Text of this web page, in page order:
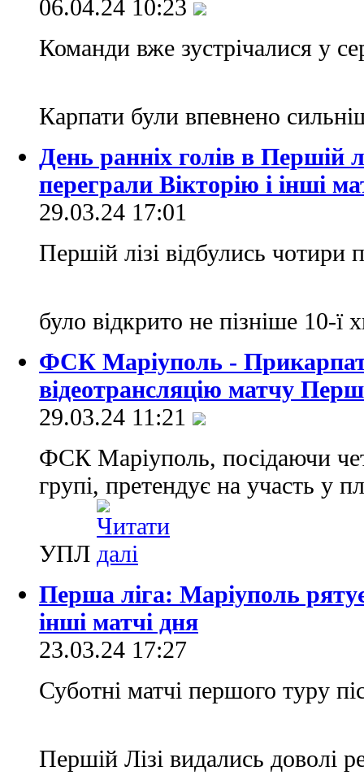
06.04.24 10:23
Команди вже зустрічалися у
Карпати були впевнено
День ранніх голів в Першій
переграли Вікторію і інші
29.03.24 17:01
Першій лізі відбулись чотири
було відкрито не пізніше 10-ї
ФСК Маріуполь -
відеотрансляцію матчу
29.03.24 11:21
ФСК Маріуполь, посідаючи
групі, претендує на участь у
УПЛ
Перша ліга: Маріуполь
інші матчі дня
23.03.24 17:27
Суботні матчі першого туру
Першій Лізі видались доволі